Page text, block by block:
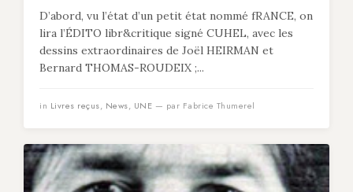
D’abord, vu l’état d’un petit état nommé fRANCE, on
lira l’ÉDITO libr&critique signé CUHEL, avec les
dessins extraordinaires de Joël HEIRMAN et
Bernard THOMAS-ROUDEIX ;...
in Livres reçus, News, UNE — par Fabrice Thumerel